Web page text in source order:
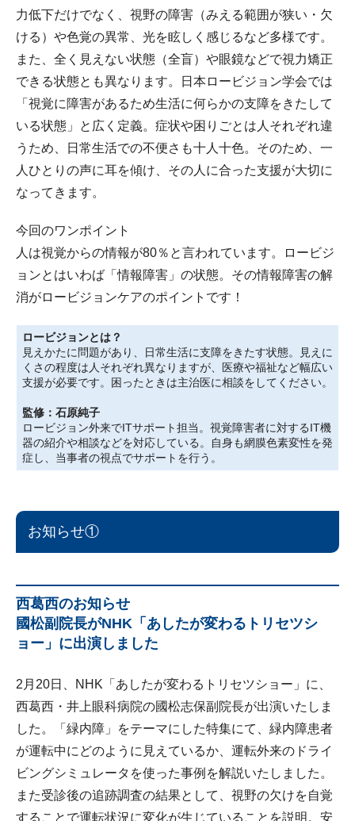
力低下だけでなく、視野の障害（みえる範囲が狭い・欠
ける）や色覚の異常、光を眩しく感じるなど多様です。
また、全く見えない状態（全盲）や眼鏡などで視力矯正
できる状態とも異なります。日本ロービジョン学会では
「視覚に障害があるため生活に何らかの支障をきたして
いる状態」と広く定義。症状や困りごとは人それぞれ違
うため、日常生活での不便さも十人十色。そのため、一
人ひとりの声に耳を傾け、その人に合った支援が大切に
なってきます。
今回のワンポイント
人は視覚からの情報が80％と言われています。ロービジ
ョンとはいわば「情報障害」の状態。その情報障害の解
消がロービジョンケアのポイントです！
ロービジョンとは？
見えかたに問題があり、日常生活に支障をきたす状態。見えに
くさの程度は人それぞれ異なりますが、医療や福祉など幅広い
支援が必要です。困ったときは主治医に相談をしてください。
監修：石原純子
ロービジョン外来でITサポート担当。視覚障害者に対するIT機
器の紹介や相談などを対応している。自身も網膜色素変性を発
症し、当事者の視点でサポートを行う。
お知らせ①
西葛西のお知らせ
國松副院長がNHK「あしたが変わるトリセツシ
ョー」に出演しました
2月20日、NHK「あしたが変わるトリセツショー」に、
西葛西・井上眼科病院の國松志保副院長が出演いたしま
した。「緑内障」をテーマにした特集にて、緑内障患者
が運転中にどのように見えているか、運転外来のドライ
ビングシミュレータを使った事例を解説いたしました。
また受診後の追跡調査の結果として、視野の欠けを自覚
することで運転状況に変化が生じていることを説明。安